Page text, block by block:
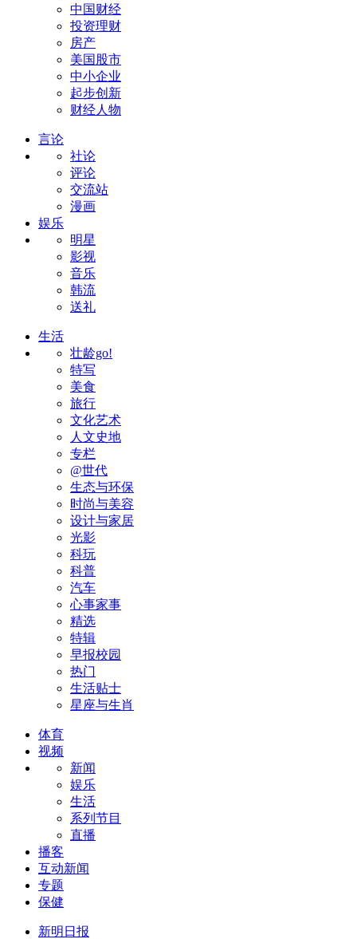
中国财经
投资理财
房产
美国股市
中小企业
起步创新
财经人物
言论
社论
评论
交流站
漫画
娱乐
明星
影视
音乐
韩流
送礼
生活
壮龄go!
特写
美食
旅行
文化艺术
人文史地
专栏
@世代
生态与环保
时尚与美容
设计与家居
光影
科玩
科普
汽车
心事家事
精选
特辑
早报校园
热门
生活贴士
星座与生肖
体育
视频
新闻
娱乐
生活
系列节目
直播
播客
互动新闻
专题
保健
新明日报